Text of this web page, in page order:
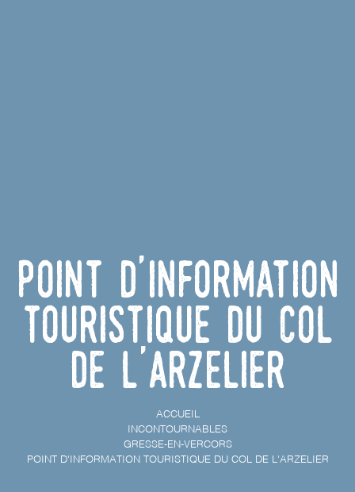
Point d'information
touristique du Col
de l'Arzelier
ACCUEIL
INCONTOURNABLES
GRESSE-EN-VERCORS
POINT D'INFORMATION TOURISTIQUE DU COL DE L'ARZELIER